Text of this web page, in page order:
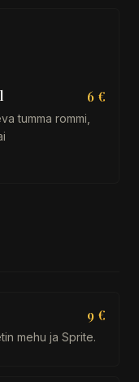
6 €
tumma rommi,
9 €
mehu ja Sprite.